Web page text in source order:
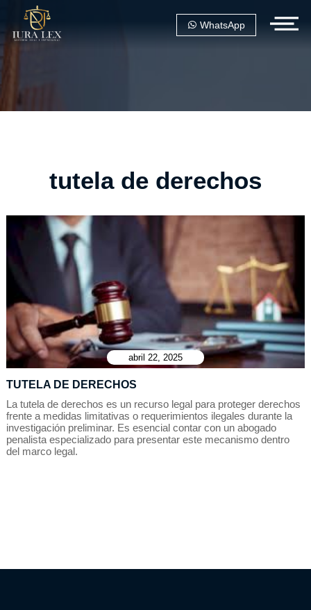
WhatsApp
tutela de derechos
abril 22, 2025
TUTELA DE DERECHOS
La tutela de derechos es un recurso legal para proteger derechos
frente a medidas limitativas o requerimientos ilegales durante la
investigación preliminar. Es esencial contar con un abogado
penalista especializado para presentar este mecanismo dentro
del marco legal.